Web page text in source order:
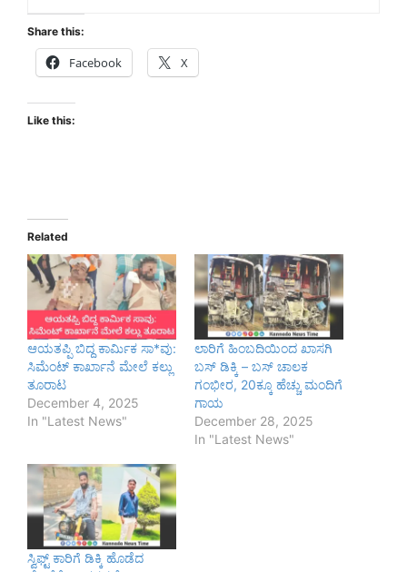
Share this:
Facebook X
Like this:
Related
ಆಯತಪ್ಪಿ ಬಿದ್ದ ಕಾರ್ಮಿಕ ಸಾ*ವು:
ಸಿಮೆಂಟ್‌ ಕಾರ್ಖಾನೆ ಮೇಲೆ ಕಲ್ಲು
ತೂರಾಟ
December 4, 2025
In "Latest News"
ಲಾರಿಗೆ ಹಿಂಬದಿಯಿಂದ ಖಾಸಗಿ
ಬಸ್ ಡಿಕ್ಕಿ – ಬಸ್ ಚಾಲಕ
ಗಂಭೀರ, 20ಕ್ಕೂ ಹೆಚ್ಚು ಮಂದಿಗೆ
ಗಾಯ
December 28, 2025
In "Latest News"
ಸ್ವಿಫ್ಟ್ ಕಾರಿಗೆ ಡಿಕ್ಕಿ ಹೊಡೆದ